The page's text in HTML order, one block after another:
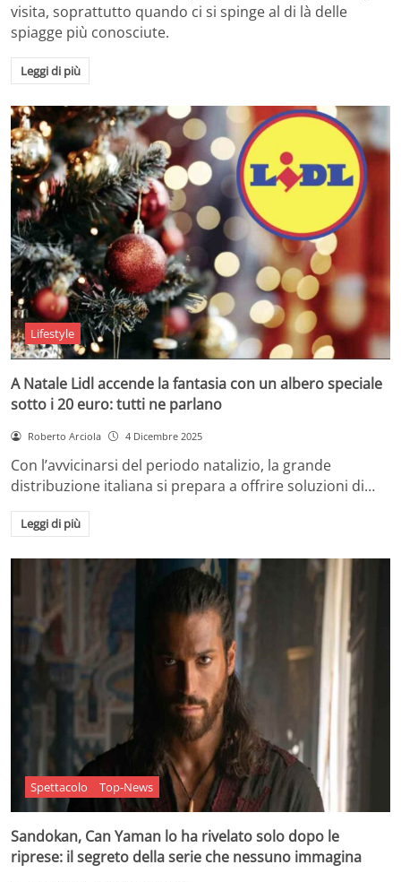
visita, soprattutto quando ci si spinge al di là delle
spiagge più conosciute.
Leggi di più
Lifestyle
A Natale Lidl accende la fantasia con un albero speciale
sotto i 20 euro: tutti ne parlano
Roberto Arciola 4 Dicembre 2025
Con l’avvicinarsi del periodo natalizio, la grande
distribuzione italiana si prepara a offrire soluzioni di…
Leggi di più
Spettacolo Top-News
Sandokan, Can Yaman lo ha rivelato solo dopo le
riprese: il segreto della serie che nessuno immagina